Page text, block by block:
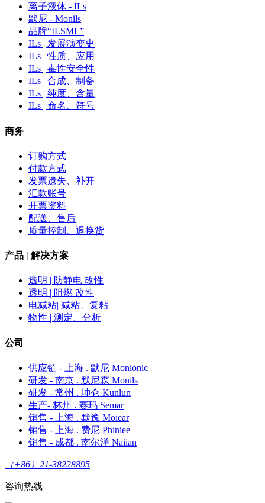
离子液体 - ILs
默尼 - Monils
品牌“ILSML”
ILs | 发展演变史
ILs | 性质、应用
ILs | 毒性安全性
ILs | 合成、制备
ILs | 纯度、含量
ILs | 命名、符号
商务
订购方式
付款方式
发票遗失、补开
汇款账号
开票资料
配送、售后
质量控制、退换货
产品 | 解决方案
透明 | 防静电 改性
透明 | 阻燃 改性
电减粘| 减粘、复粘
物性 | 测定、分析
公司
供应链 - 上海 . 默尼 Monionic
研发 - 南京 . 默尼森 Monils
研发 - 常州 . 坤仑 Kunlun
生产- 林州 . 赛玛 Semar
销售 - 上海 . 默逸 Moiear
销售 - 上海 . 费尼 Phiniee
销售 - 成都 . 南尔洋 Naiian
（+86）21-38228895
咨询热线